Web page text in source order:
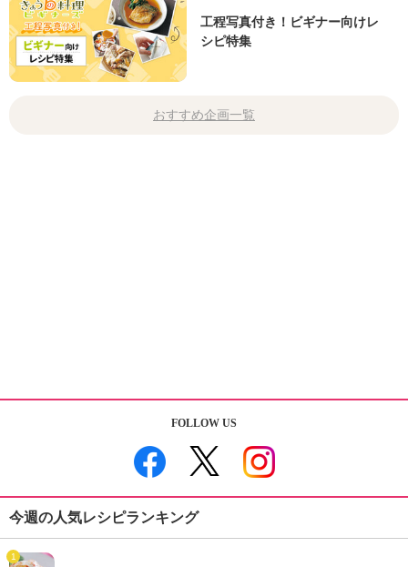
工程写真付き！ビギナー向けレ
シピ特集
おすすめ企画一覧
FOLLOW US
今週の人気レシピランキング
1